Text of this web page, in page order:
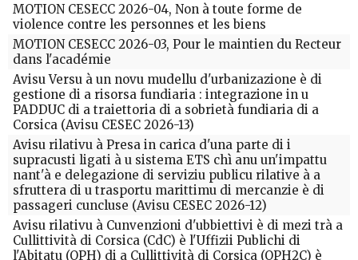
MOTION CESECC 2026-04, Non à toute forme de
violence contre les personnes et les biens
MOTION CESECC 2026-03, Pour le maintien du Recteur
dans l'académie
Avisu Versu à un novu mudellu d'urbanizazione è di
gestione di a risorsa fundiaria : integrazione in u
PADDUC di a traiettoria di a sobrietà fundiaria di a
Corsica (Avisu CESEC 2026-13)
Avisu rilativu à Presa in carica d'una parte di i
supracusti ligati à u sistema ETS chì anu un'impattu
nant'à e delegazione di serviziu publicu rilative à a
sfruttera di u trasportu marittimu di mercanzie è di
passageri cuncluse (Avisu CESEC 2026-12)
Avisu rilativu à Cunvenzioni d'ubbiettivi è di mezi trà a
Cullittività di Corsica (CdC) è l'Uffizii Publichi di
l'Abitatu (OPH) di a Cullittività di Corsica (OPH2C) è